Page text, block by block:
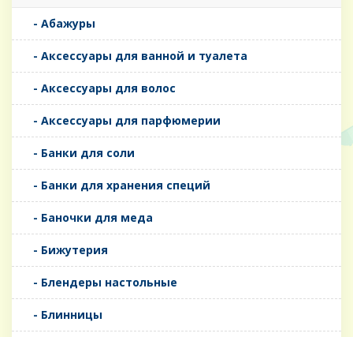
- Абажуры
- Аксессуары для ванной и туалета
- Аксессуары для волос
- Аксессуары для парфюмерии
- Банки для соли
- Банки для хранения специй
- Баночки для меда
- Бижутерия
- Блендеры настольные
- Блинницы